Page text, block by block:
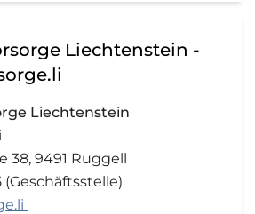
Liechtenstein -
Liechtenstein
38, 9491 Ruggell
(Geschäftsstelle)